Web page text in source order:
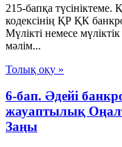
215-бапқа
кодексінің ҚР ҚК
Мүлікті немесе
мәлім...
Толық оқу »
6-бап. Әдейі
жауаптылық
Заңы